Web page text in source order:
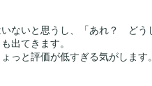
いないと思うし、「あれ？ ど
出てきます。
っと評価が低すぎる気がします。